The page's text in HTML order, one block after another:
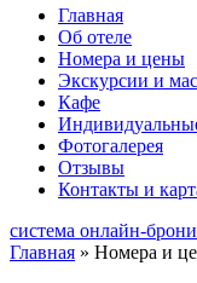
Главная
Об отеле
Номера и цены
Экскурсии и
Кафе
Фотогалерея
Отзывы
Контакты и
система онлайн-
Главная » Номера и